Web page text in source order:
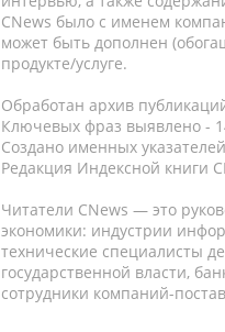
CNews было с именем
может быть дополнен
продукте/услуге.
Обработан архив
Ключевых фраз выявлено -
Создано именных
Редакция Индексной книги
Читатели CNews — это
экономики: индустрии
технические специалисты
государственной власти,
сотрудники компаний-